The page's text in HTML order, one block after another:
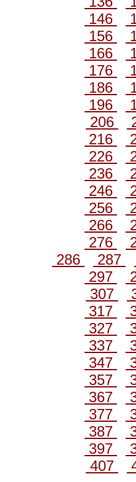
146
156
166
176
186
196
206
216
226
236
246
256
266
276
286
287
297
307
317
327
337
347
357
367
377
387
397
407